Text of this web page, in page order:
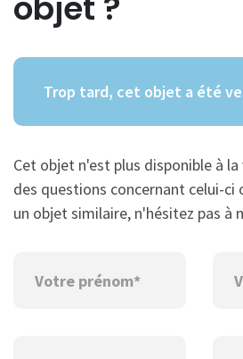
Trop tard, cet objet a été
Cet objet n'est plus disponible à la
des questions concernant celui-ci
un objet similaire, n'hésitez pas à